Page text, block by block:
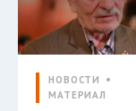
НОВОСТИ
МАТЕРИАЛ